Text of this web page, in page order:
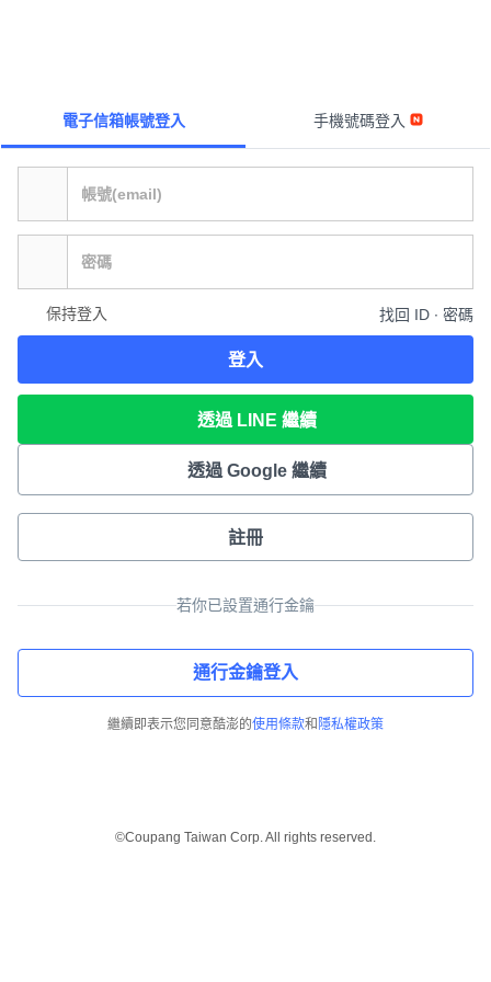
電子信箱帳號登入 手機號碼登入
保持登入 找回 ID ∙ 密碼
登入
透過 LINE 繼續
透過 Google 繼續
註冊
若你已設置通行金鑰
通行金鑰登入
繼續即表示您同意酷澎的使用條款和 隱私權政策
©Coupang Taiwan Corp. All rights reserved.